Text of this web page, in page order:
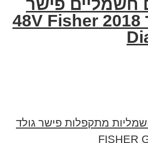
חשמליים פישר
דיימונד 2018 48V Fisher